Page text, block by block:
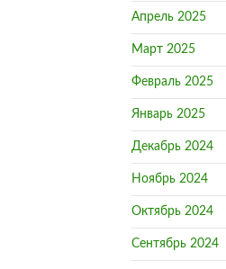
Апрель 2025
Март 2025
Февраль 2025
Январь 2025
Декабрь 2024
Ноябрь 2024
Октябрь 2024
Сентябрь 2024